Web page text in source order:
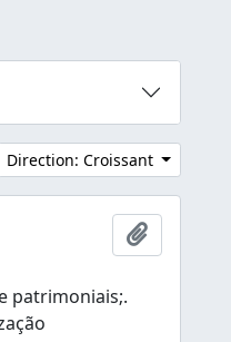
Direction: Croissant
Ajouter
patrimoniais;.